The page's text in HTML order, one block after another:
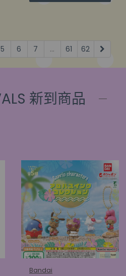
5 6 7 ... 61 62
新到商品
Bandai